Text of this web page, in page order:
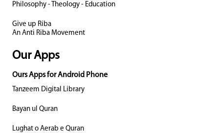
Philosophy - Theology - Education
Give up Riba
An Anti Riba Movement
Our Apps
Ours Apps for Android Phone
Tanzeem Digital Library
Bayan ul Quran
Lughat o Aerab e Quran